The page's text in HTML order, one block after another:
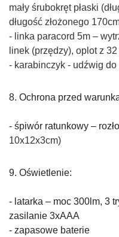
mały śrubokręt płaski
długość złożonego
- linka paracord 5m –
linek (przędzy), oplot z
- karabinczyk - udźwig do
8. Ochrona przed
- śpiwór ratunkowy –
10x12x3cm)
9. Oświetlenie:
- latarka – moc 300lm, 3
zasilanie 3xAAA
- zapasowe baterie